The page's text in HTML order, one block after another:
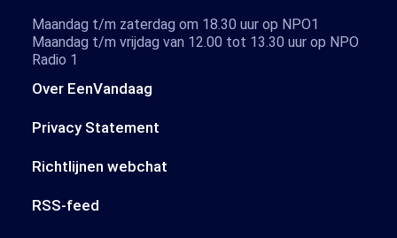
Over EenVandaag
Privacy Statement
Richtlijnen webchat
RSS-feed
Maandag t/m zaterdag om 18.30 uur op NPO1
Maandag t/m vrijdag van 12.00 tot 13.30 uur op NPO
Radio 1